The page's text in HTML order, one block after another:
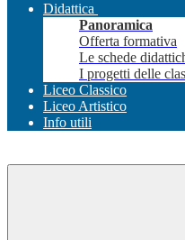
Didattica
Panoramica
Offerta formativa
Le schede
I progetti delle
Liceo Classico
Liceo Artistico
Info utili